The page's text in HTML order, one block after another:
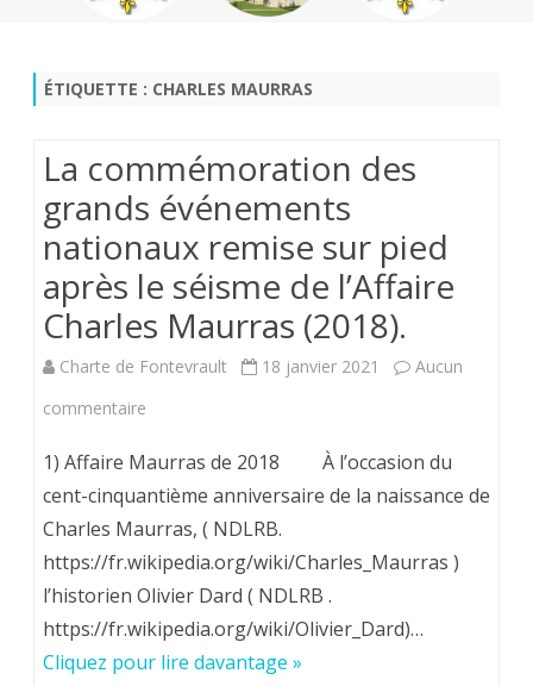
ÉTIQUETTE : CHARLES MAURRAS
La commémoration des
grands événements
nationaux remise sur pied
après le séisme de l’Affaire
Charles Maurras (2018).
Charte de Fontevrault 18 janvier 2021
Aucun
commentaire
commémoration
des
grands
nationaux
1) Affaire Maurras de 2018 À l’occasion du
cent-cinquantième anniversaire de la naissance de
Charles Maurras, ( NDLRB.
https://fr.wikipedia.org/wiki/Charles_Maurras )
l’historien Olivier Dard ( NDLRB .
https://fr.wikipedia.org/wiki/Olivier_Dard)…
Cliquez pour lire davantage »